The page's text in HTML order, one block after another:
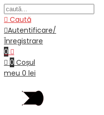
Caută
Autentificare/
Înregistrare
0
0 Coșul
meu 0 lei